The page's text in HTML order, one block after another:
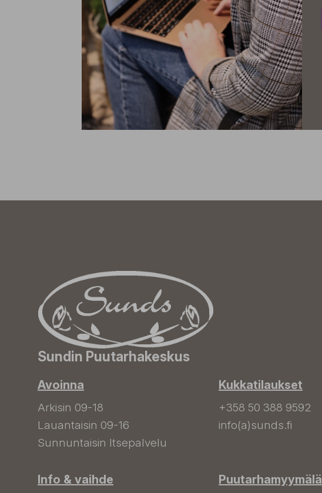
Sundin Puutarhakeskus
Avoinna
Arkisin 09-18
Lauantaisin 09-16
Sunnuntaisin Itsepalvelu
Info & vaihde
Kukkatilaukset
+358 50 388 9592
info(a)sunds.fi
Puutarhamyymälä